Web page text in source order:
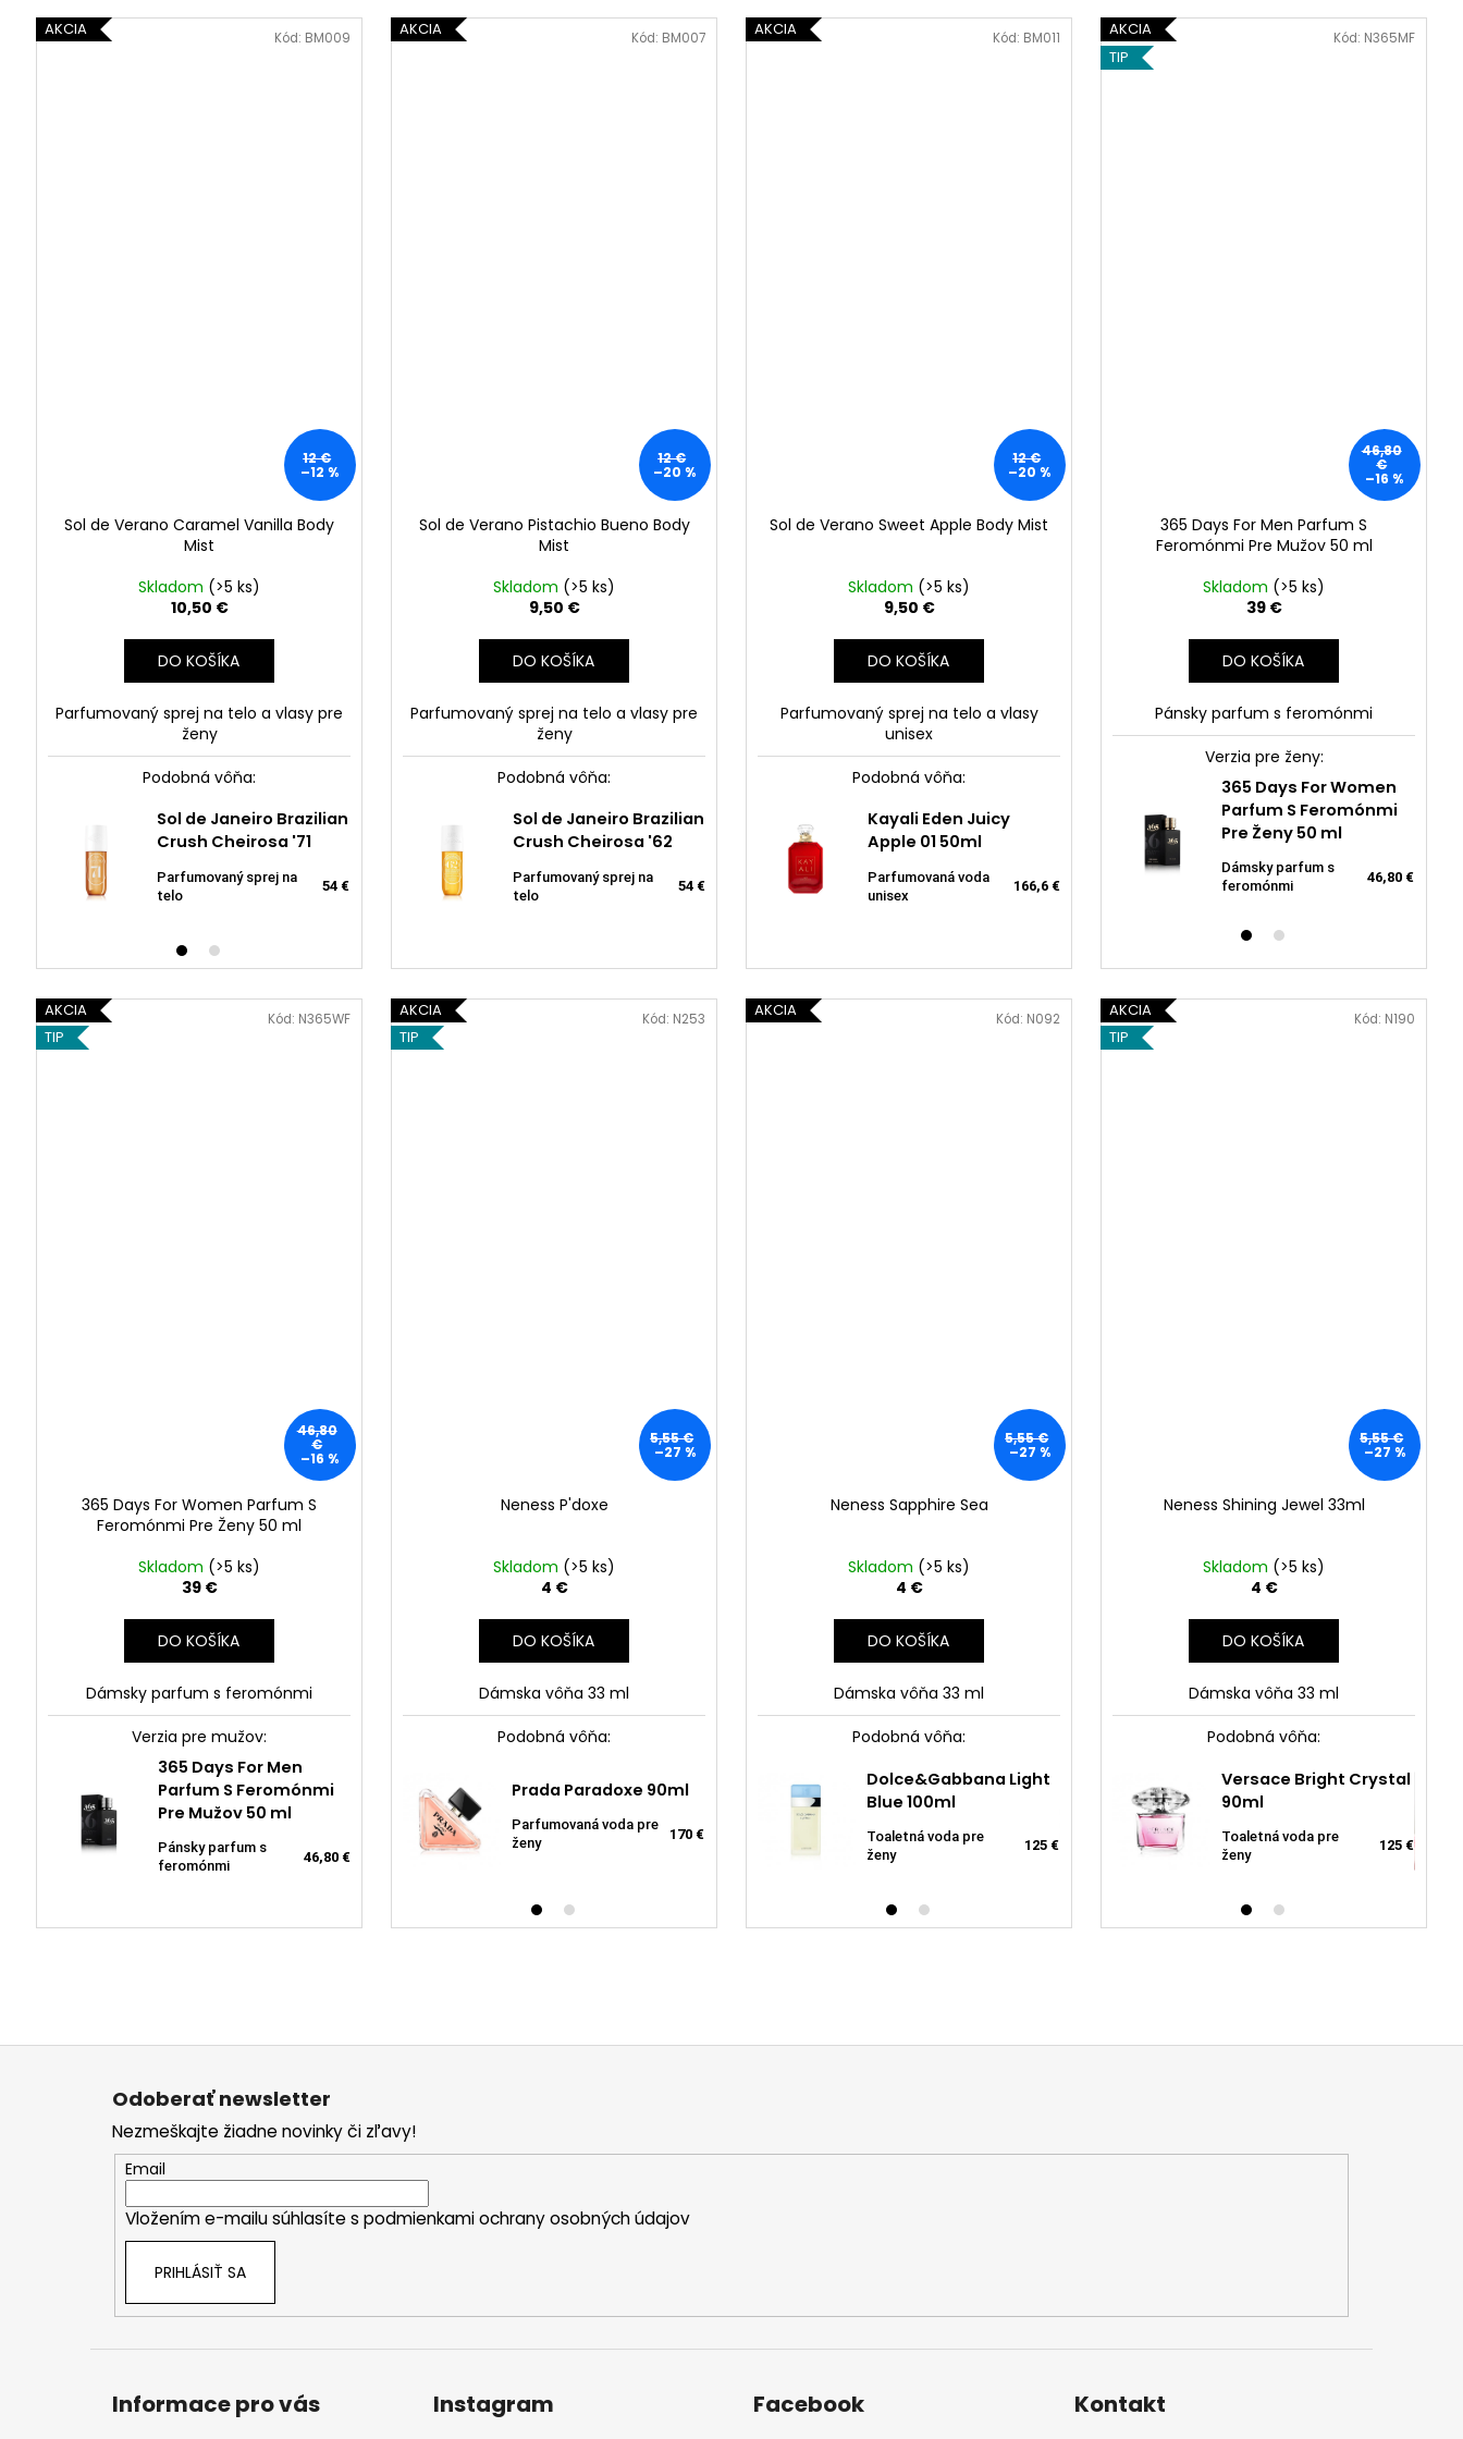
AKCIA
12 €
–12 %
Sol de Verano Caramel Vanilla Body
Mist
Skladom (>5 ks)
10,50 €
DO KOŠÍKA
Parfumovaný sprej na telo a vlasy pre
ženy
Podobná vôňa:
Sol de Janeiro Brazilian
Crush Cheirosa '71
Parfumovaný sprej na
telo
54 €
Neness Caramel
Vanilla 33ml
Parfumovaná voda
pre ženy
5,55 €
Sol de Janeiro Brazilian
Crush Cheirosa '71
Parfumovaný sprej na
54 €
Neness Caramel
Vanilla 33ml
Parfumovaná voda
5,55 €
Kód: BM009 AKCIA
12 €
–20 %
Sol de Verano Pistachio Bueno Body
Mist
Skladom (>5 ks)
9,50 €
DO KOŠÍKA
Parfumovaný sprej na telo a vlasy pre
ženy
Podobná vôňa:
Sol de Janeiro Brazilian
Crush Cheirosa '62
Parfumovaný sprej na
telo
54 €
Kód: BM007 AKCIA
12 €
–20 %
Sol de Verano Sweet Apple Body Mist
Skladom (>5 ks)
9,50 €
DO KOŠÍKA
Parfumovaný sprej na telo a vlasy
unisex
Podobná vôňa:
Kayali Eden Juicy
Apple 01 50ml
Parfumovaná voda
unisex
166,6 €
Kód: BM011
AKCIA
TIP
46,80
€
–16 %
365 Days For Men Parfum S
Feromónmi Pre Mužov 50 ml
Skladom (>5 ks)
39 €
DO KOŠÍKA
Pánsky parfum s feromónmi
Verzia pre ženy:
365 Days For Women
Feromónmi Pre Ženy
50 ml
Dámsky parfum s
365 Days For Women
Parfum S Feromónmi
Pre Ženy 50 ml
Dámsky parfum s
feromónmi
46,80 €
Kód: N365MF
AKCIA
TIP
46,80
€
–16 %
365 Days For Women Parfum S
Feromónmi Pre Ženy 50 ml
Skladom (>5 ks)
39 €
DO KOŠÍKA
Dámsky parfum s feromónmi
Verzia pre mužov:
365 Days For Men
Parfum S Feromónmi
Pre Mužov 50 ml
Pánsky parfum s
feromónmi
46,80 €
Kód: N365WF
AKCIA
TIP
5,55 €
–27 %
Neness P'doxe
Skladom (>5 ks)
4 €
DO KOŠÍKA
Dámska vôňa 33 ml
Podobná vôňa:
Neness P'doxe 50ml Prada Paradoxe 90ml
Parfumovaná voda pre
ženy
170 €
Neness P'doxe 50ml
Dámska vôňa 50 ml 13 €
Prada Paradoxe 90ml
Parfumovaná voda pre
ženy
170 €
Kód: N253 AKCIA
5,55 €
–27 %
Neness Sapphire Sea
Skladom (>5 ks)
4 €
DO KOŠÍKA
Dámska vôňa 33 ml
Podobná vôňa:
Yodeyma Kara EDP
Parfumovaná voda pre
Dolce&Gabbana Light
Blue 100ml
Toaletná voda pre
ženy
125 €
Yodeyma Kara EDP
Parfumovaná voda pre
ženy
31 €
Kód: N092
AKCIA
TIP
5,55 €
–27 %
Neness Shining Jewel 33ml
Skladom (>5 ks)
4 €
DO KOŠÍKA
Dámska vôňa 33 ml
Podobná vôňa:
Neness Shining Jewel
50ml + 33ml
Sada 50ml + 33ml pre
Versace Bright Crystal
90ml
Toaletná voda pre
ženy
125 €
Kód: N190
MIST
FEROMÓNMI PRE MUŽOV 50 ML
Z
Odoberať newsletter
Nezmeškajte žiadne novinky či zľavy!
Email
Vložením e-mailu súhlasíte s podmienkami ochrany osobných údajov
PRIHLÁSIŤ SA
Informace pro vás Instagram Facebook Kontakt